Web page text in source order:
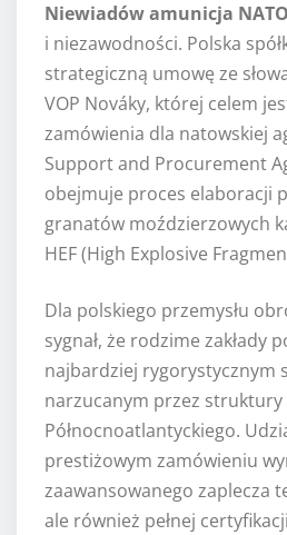
Niewiadów amunicja NATO
i niezawodności. Polska
strategiczną umowę ze
VOP Nováky, której celem
zamówienia dla natowskiej
Support and Procurement
obejmuje proces elaboracji
granatów moździerzowych
HEF (High Explosive
Dla polskiego przemysłu
sygnał, że rodzime zakłady
najbardziej rygorystycznym
narzucanym przez struktury
Północnoatlantyckiego.
prestiżowym zamówieniu
zaawansowanego zaplecza
ale również pełnej